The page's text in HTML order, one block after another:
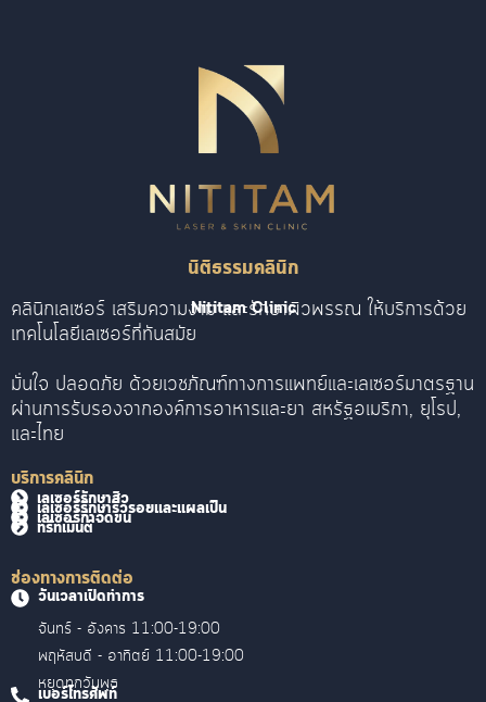
นิติธรรมคลินิก
Nititam Clinic
คลินิกเลเซอร์ เสริมความงาม และรักษาผิวพรรณ ให้บริการด้วย
เทคโนโลยีเลเซอร์ที่ทันสมัย
มั่นใจ ปลอดภัย ด้วยเวชภัณฑ์ทางการแพทย์และเลเซอร์มาตรฐาน
ผ่านการรับรองจากองค์การอาหารและยา สหรัฐอเมริกา, ยุโรป,
และไทย
บริการคลินิก
เลเซอร์รักษาสิว
เลเซอร์รักษาริ้วรอยและแผลเป็น
เลเซอร์กำจัดขน
ทรีทเม้นต์
ช่องทางการติดต่อ
วันเวลาเปิดทำการ
จันทร์ - อังคาร 11:00-19:00
พฤหัสบดี - อาทิตย์ 11:00-19:00
หยุดทุกวันพุธ
เบอร์โทรศัพท์